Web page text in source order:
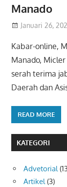
Manado
Januari 26,
Kabar-online,
Manado,
serah terima
Daerah dan
READ MORE
KATEGORI
Advetorial
Artikel (3)